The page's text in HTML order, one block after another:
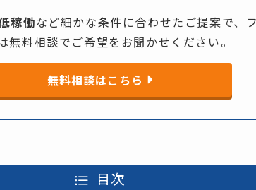
稼働など​細かな​条件に​合わせた​ご提案で、​
料相談で​ご希望を​お聞か​せください。
無料相談はこちら
目次